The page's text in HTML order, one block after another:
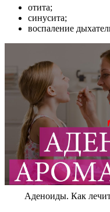
отита;
синусита;
воспаление
Аденоиды. Как